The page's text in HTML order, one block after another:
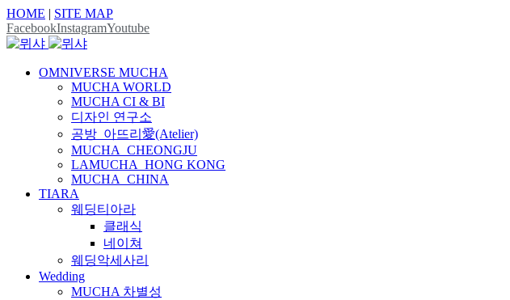
HOME | SITE MAP
FacebookInstagramYoutube
OMNIVERSE MUCHA
MUCHA WORLD
MUCHA CI & BI
디자인 연구소
공방_아뜨리愛(Atelier)
MUCHA_CHEONGJU
LAMUCHA_HONG KONG
MUCHA_CHINA
TIARA
웨딩티아라
클래식
네이쳐
웨딩악세사리
Wedding
MUCHA 차별성